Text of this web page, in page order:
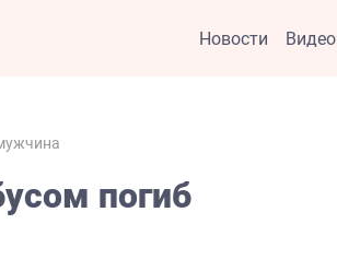
Новости Видео
погиб